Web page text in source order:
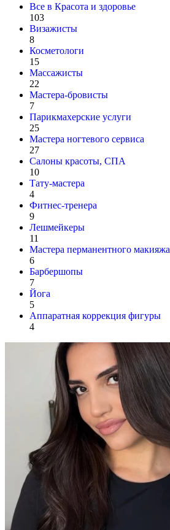
Все в Красота и здоровье
103
Визажисты
8
Косметологи
15
Массажисты
22
Мастера-бровисты
7
Парикмахерские услуги
25
Мастера ногтевого сервиса
27
Салоны красоты, СПА
10
Тату-мастера
4
Фитнес-тренера
9
Лешмейкеры
11
Мастера перманентного макияжа
6
Барбершопы
7
Йога
5
Аппаратная коррекция фигуры
4